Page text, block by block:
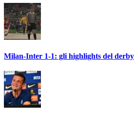
Milan-Inter 1-1: gli highlights del